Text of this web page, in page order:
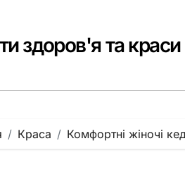
здоров'я та краси
Краса Комфортні жіночі